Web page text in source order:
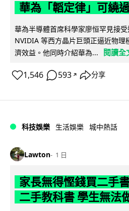
華為「韜定律」可繞
華為半導體首席科學家廖恒罕見接
NVIDIA 等西方晶片巨頭正逼近物理
濟效益。他同時介紹華為...
閱讀全
1,546 593 ↗ 分享
科技娛樂 生活娛樂 城中熱話
Lawton 1 日
家長無得慳錢買二手
二手教科書 學生無法